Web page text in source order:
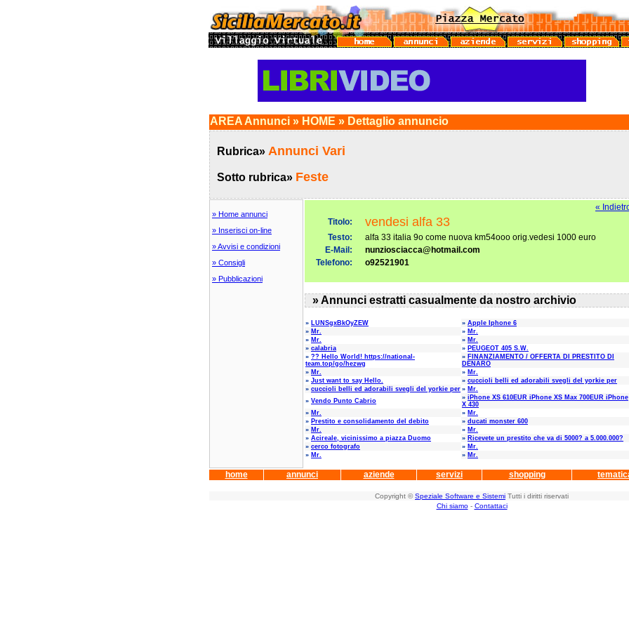
AREA Annunci » HOME » Dettaglio annuncio
Rubrica» Annunci Vari
Sotto rubrica» Feste
» Home annunci
» Inserisci on-line
» Avvisi e condizioni
» Consigli
» Pubblicazioni
«
Titolo:
vendesi alfa 33
Testo:
alfa 33 italia 9o come nuova km54ooo orig.vedesi 1000 euro
E-Mail:
nunziosciacca@hotmail.com
Telefono:
o92521901
» Annunci estratti casualmente da nostro archivio
» LUNSgxBkOyZEW » Apple Iphone 6
» Mr. » Mr.
» Mr. » Mr.
» calabria » PEUGEOT 405 S.W.
» ?? Hello World! https://national-
team.top/go/hezwg
» FINANZIAMENTO / OFFERTA DI PRESTITO DI
DENARO
» Mr. » Mr.
» Just want to say Hello. » cuccioli belli ed adorabili svegli del yorkie per
» cuccioli belli ed adorabili svegli del yorkie per » Mr.
» Vendo Punto Cabrio » iPhone XS 610EUR iPhone XS Max 700EUR iPhone
X 430
» Mr. » Mr.
» Prestito e consolidamento del debito » ducati monster 600
» Mr. » Mr.
» Acireale, vicinissimo a piazza Duomo » Ricevete un prestito che va di 5000? a 5.000.000?
» cerco fotografo » Mr.
» Mr. » Mr.
home annunci aziende servizi shopping
Copyright ©Speziale Software e Sistemi Tutti i diritti riservati
Chi siamo- Contattaci